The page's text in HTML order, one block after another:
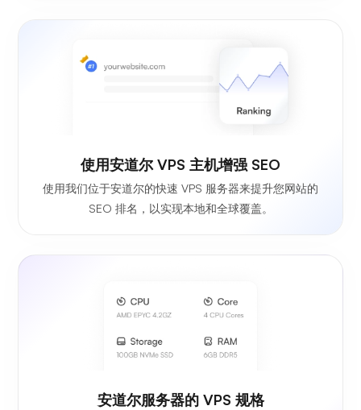
使用安道尔 VPS 主机增强 SEO
使用我们位于安道尔的快速 VPS 服务器来提升您网站的
SEO 排名，以实现本地和全球覆盖。
安道尔服务器的 VPS 规格